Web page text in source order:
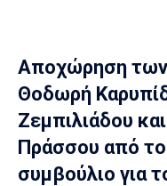
Αποχώρηση
Θοδωρή
Ζεμπιλιάδου
Πράσσου από
συμβούλιο για